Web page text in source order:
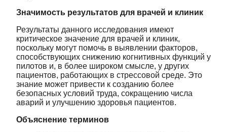
Значимость результатов для врачей и клиник
Результаты данного исследования имеют
критическое значение для врачей и клиник,
поскольку могут помочь в выявлении факторов,
способствующих снижению когнитивных функций у
пилотов и, в более широком смысле, у других
пациентов, работающих в стрессовой среде. Это
знание может привести к созданию более
безопасных условий труда, сокращению числа
аварий и улучшению здоровья пациентов.
Объяснение терминов